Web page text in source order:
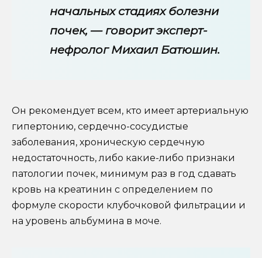
начальных стадиях болезни
почек, — говорит эксперт-
нефролог Михаил Батюшин.
Он рекомендует всем, кто имеет артериальную
гипертонию, сердечно-сосудистые
заболевания, хроническую сердечную
недостаточность, либо какие-либо признаки
патологии почек, минимум раз в год сдавать
кровь на креатинин с определением по
формуле скорости клубочковой фильтрации и
на уровень альбумина в моче.